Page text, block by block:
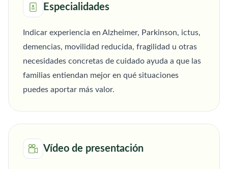
Especialidades
Indicar experiencia en Alzheimer, Parkinson, ictus,
demencias, movilidad reducida, fragilidad u otras
necesidades concretas de cuidado ayuda a que las
familias entiendan mejor en qué situaciones
puedes aportar más valor.
Vídeo de presentación